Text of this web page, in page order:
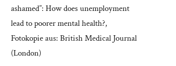
ashamed”: How does unemployment
lead to poorer mental health?,
Fotokopie aus: British Medical Journal
(London)